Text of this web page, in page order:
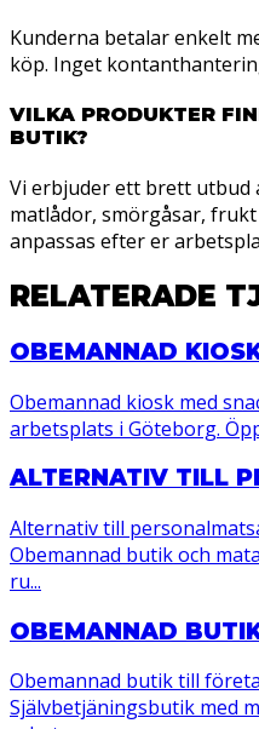
Kunderna betalar enkelt
köp. Inget
VILKA PRODUKTER
BUTIK?
Vi erbjuder ett brett utbud
matlådor, smörgåsar,
anpassas efter er
RELATERADE
OBEMANNAD
Obemannad kiosk med
arbetsplats i Göteborg.
ALTERNATIV TILL
Alternativ till
Obemannad butik och
ru...
OBEMANNAD
Obemannad butik till
Självbetjäningsbutik med